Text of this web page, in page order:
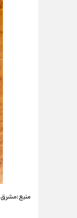
منبع:مشرق